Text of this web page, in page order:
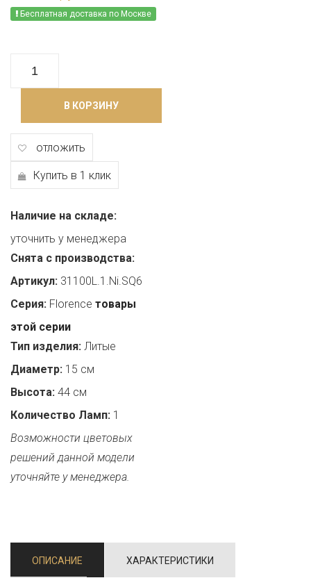
Бесплатная доставка по Москве
В КОРЗИНУ
отложить
Купить в 1 клик
Наличие на складе:
уточнить у менеджера
Снята с производства:
Артикул: 31100L.1.Ni.SQ6
Серия: Florence товары
этой серии
Тип изделия: Литые
Диаметр: 15 см
Высота: 44 см
Количество Ламп: 1
Возможности цветовых
решений данной модели
уточняйте у менеджера.
ОПИСАНИЕ ХАРАКТЕРИСТИКИ